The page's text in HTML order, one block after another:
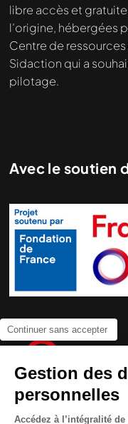
Continuer sans accepter
Gestion des
personnelles
Accédez à l’intégralité
libre accès et
l’origine, hébergées
Centre de
Sidaction qui a
pilotage.
Avec le soutien